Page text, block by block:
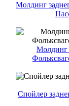
Молдинг
Молдинг
Спойлер